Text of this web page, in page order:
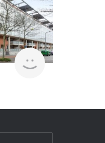
finder